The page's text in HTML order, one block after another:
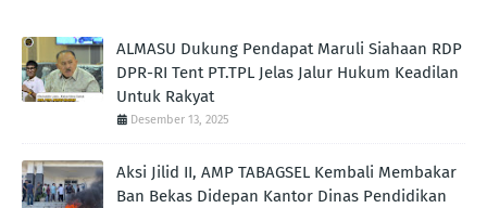
ALMASU Dukung Pendapat Maruli Siahaan RDP
DPR-RI Tent PT.TPL Jelas Jalur Hukum Keadilan
Untuk Rakyat
Desember 13, 2025
Aksi Jilid II, AMP TABAGSEL Kembali Membakar
Ban Bekas Didepan Kantor Dinas Pendidikan